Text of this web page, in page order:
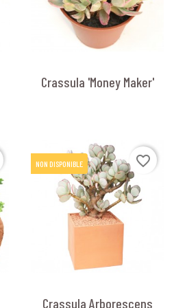
Crassula 'Money Maker'
NON DISPONIBLE favorite_border
Crassula Arborescens